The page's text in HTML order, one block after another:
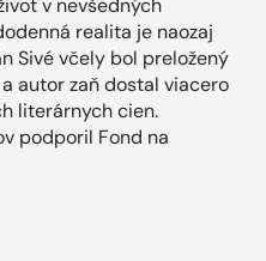
v nevšedných
realita je naozaj
Sivé včely bol preložený
autor zaň dostal viacero
literárnych cien.
podporil Fond na